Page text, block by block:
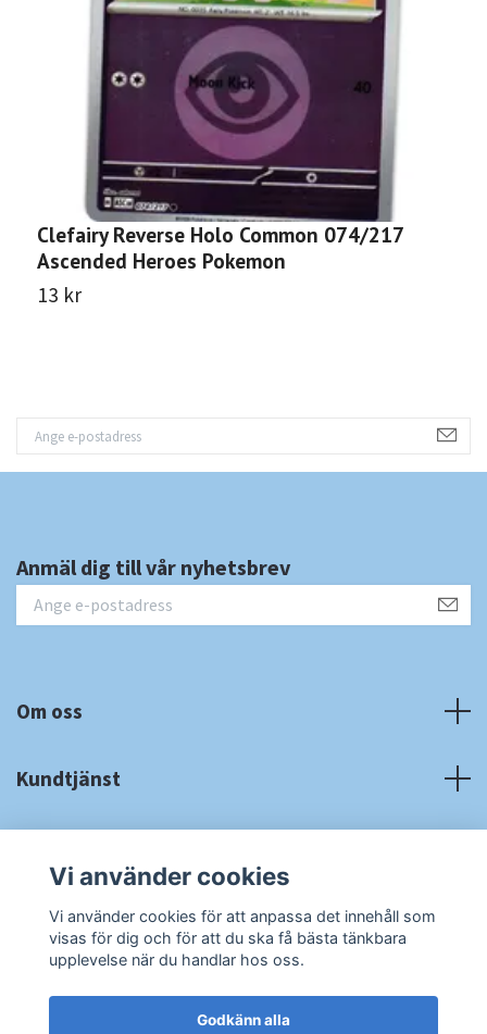
Clefairy Reverse Holo Common 074/217
Ascended Heroes Pokemon
13 kr
Anmäl dig till vår nyhetsbrev
Om oss
Kundtjänst
Sociala medier
Vi använder cookies
Vi använder cookies för att anpassa det innehåll som
visas för dig och för att du ska få bästa tänkbara
upplevelse när du handlar hos oss.
Godkänn alla